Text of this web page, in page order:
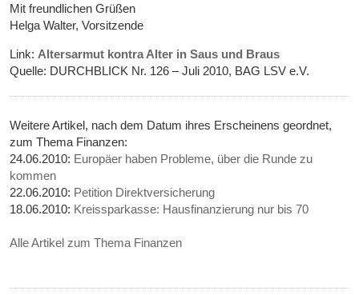
Mit freundlichen Grüßen
Helga Walter, Vorsitzende
Link: Altersarmut kontra Alter in Saus und Braus
Quelle: DURCHBLICK Nr. 126 – Juli 2010, BAG LSV e.V.
Weitere Artikel, nach dem Datum ihres Erscheinens geordnet,
zum Thema Finanzen:
24.06.2010: Europäer haben Probleme, über die Runde zu
kommen
22.06.2010: Petition Direktversicherung
18.06.2010: Kreissparkasse: Hausfinanzierung nur bis 70
Alle Artikel zum Thema Finanzen